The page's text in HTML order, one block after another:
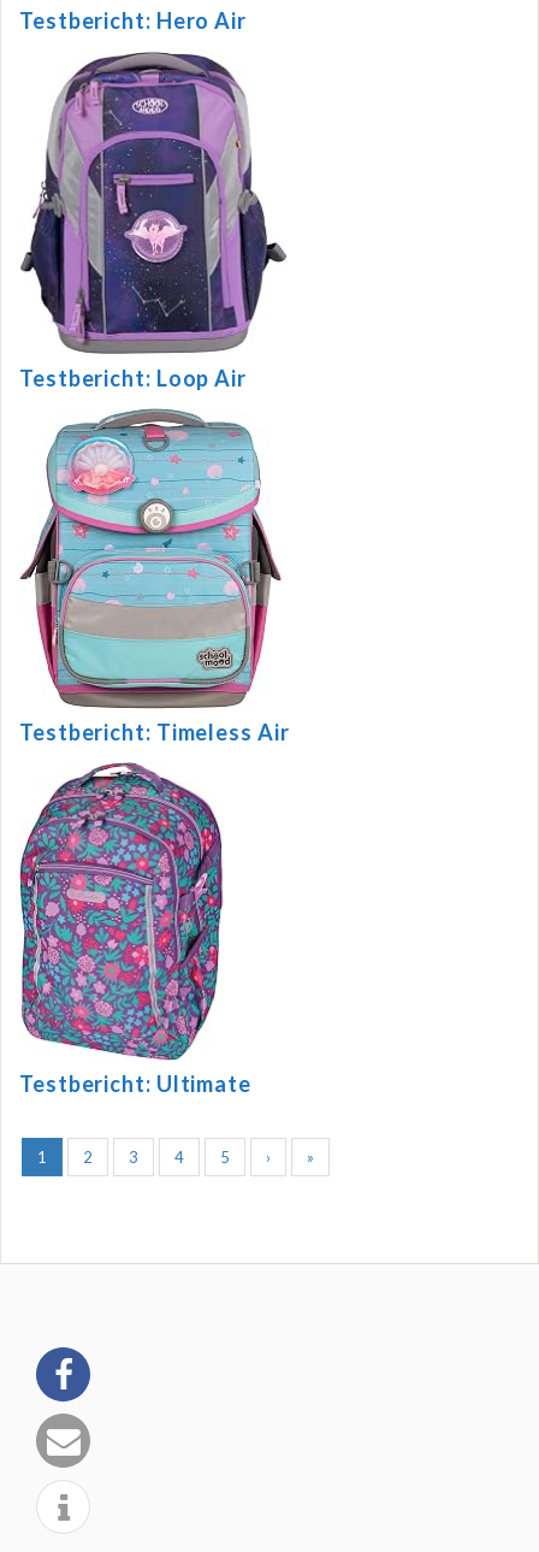
Testbericht: Hero Air
Testbericht: Loop Air
Testbericht: Timeless Air
Testbericht: Ultimate
1 2 3 4 5 › »